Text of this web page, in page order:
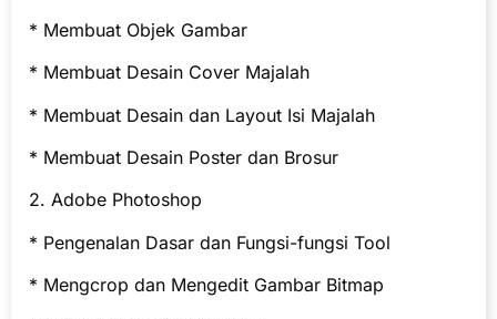
* Membuat Objek Gambar
* Membuat Desain Cover Majalah
* Membuat Desain dan Layout Isi Majalah
* Membuat Desain Poster dan Brosur
2. Adobe Photoshop
* Pengenalan Dasar dan Fungsi-fungsi Tool
* Mengcrop dan Mengedit Gambar Bitmap